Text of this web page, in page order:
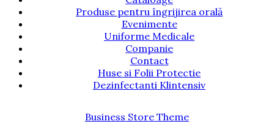
Produse pentru îngrijirea orală
Evenimente
Uniforme Medicale
Companie
Contact
Huse si Folii Protectie
Dezinfectanti Klintensiv
Business Store Theme